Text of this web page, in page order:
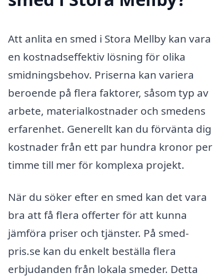
Att anlita en smed i Stora Mellby kan vara
en kostnadseffektiv lösning för olika
smidningsbehov. Priserna kan variera
beroende på flera faktorer, såsom typ av
arbete, materialkostnader och smedens
erfarenhet. Generellt kan du förvänta dig
kostnader från ett par hundra kronor per
timme till mer för komplexa projekt.
När du söker efter en smed kan det vara
bra att få flera offerter för att kunna
jämföra priser och tjänster. På smed-
pris.se kan du enkelt beställa flera
erbjudanden från lokala smeder. Detta